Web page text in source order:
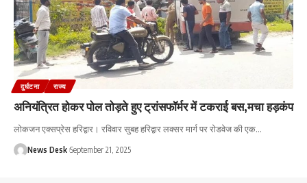
दुर्घटना राज्य
अनियंत्रित होकर पोल तोड़ते हुए ट्रांसफॉर्मर में टकराई बस,मचा हड़कंप
लोकजन एक्सप्रेस हरिद्वार। रविवार सुबह हरिद्वार लक्सर मार्ग पर रोडवेज की एक…
News Desk September 21, 2025